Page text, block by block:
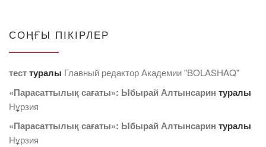
СОҢҒЫ ПІКІРЛЕР
тесттуралы Главный редактор Академии "BOLASHAQ"
«Парасаттылық сағаты»: Ыбырай Алтынсарин туралы
Нұрзия
«Парасаттылық сағаты»: Ыбырай Алтынсарин туралы
Нұрзия